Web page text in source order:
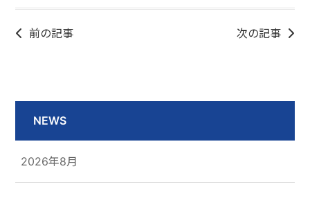
前の記事 次の記事
NEWS
2026年8月